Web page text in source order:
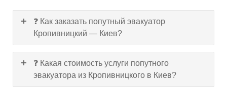
❓ Как заказать попутный эвакуатор
Кропивницкий — Киев?
❓ Какая стоимость услуги попутного
эвакуатора из Кропивницкого в Киев?